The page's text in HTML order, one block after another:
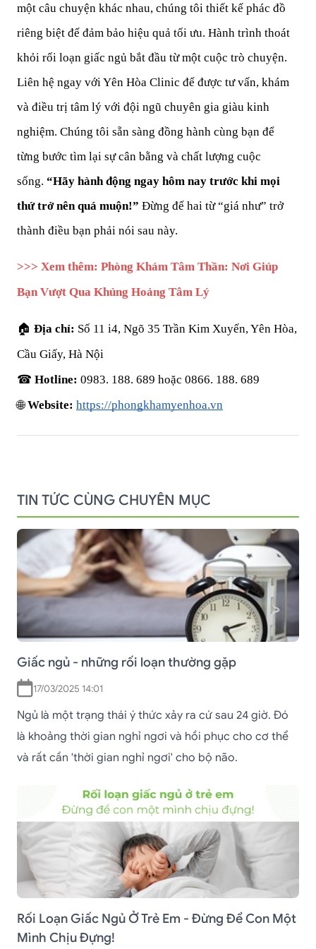
một câu chuyện khác nhau, chúng tôi thiết kế phác đồ
riêng biệt để đảm bảo hiệu quả tối ưu. Hành trình thoát
khỏi rối loạn giấc ngủ bắt đầu từ một cuộc trò chuyện.
Liên hệ ngay với Yên Hòa Clinic để được tư vấn, khám
và điều trị tâm lý với đội ngũ chuyên gia giàu kinh
nghiệm. Chúng tôi sẵn sàng đồng hành cùng bạn để
từng bước tìm lại sự cân bằng và chất lượng cuộc
sống. “Hãy hành động ngay hôm nay trước khi mọi
thứ trở nên quá muộn!” Đừng để hai từ “giá như” trở
thành điều bạn phải nói sau này.
>>> Xem thêm: Phòng Khám Tâm Thần: Nơi Giúp
Bạn Vượt Qua Khủng Hoảng Tâm Lý
🏠 Địa chỉ: Số 11 i4, Ngõ 35 Trần Kim Xuyến, Yên Hòa,
Cầu Giấy, Hà Nội
☎ Hotline: 0983. 188. 689 hoặc 0866. 188. 689
🌐 Website: https://phongkhamyenhoa.vn
TIN TỨC CÙNG CHUYÊN MỤC
Giấc ngủ - những rối loạn thường gặp
17/03/2025 14:01
Ngủ là một trạng thái ý thức xảy ra cứ sau 24 giờ. Đó
là khoảng thời gian nghỉ ngơi và hồi phục cho cơ thể
và rất cần 'thời gian nghỉ ngơi' cho bộ não.
Rối Loạn Giấc Ngủ Ở Trẻ Em - Đừng Để Con Một
Mình Chịu Đựng!